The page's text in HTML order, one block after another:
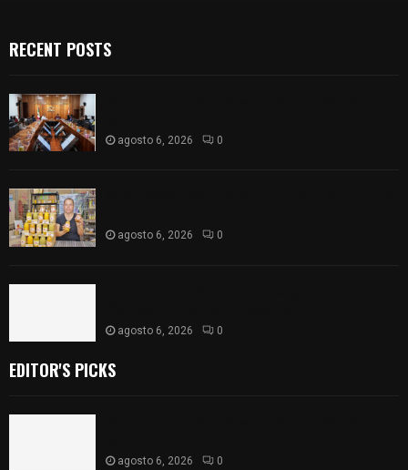
RECENT POSTS
agosto 6, 2026 0
agosto 6, 2026 0
agosto 6, 2026 0
EDITOR'S PICKS
agosto 6, 2026 0